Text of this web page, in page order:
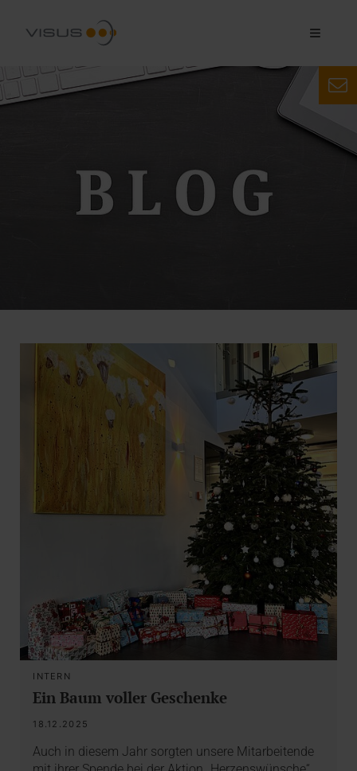
INTERN
Ein Baum voller Geschenke
18.12.2025
Auch in diesem Jahr sorgten unsere Mitarbeitende